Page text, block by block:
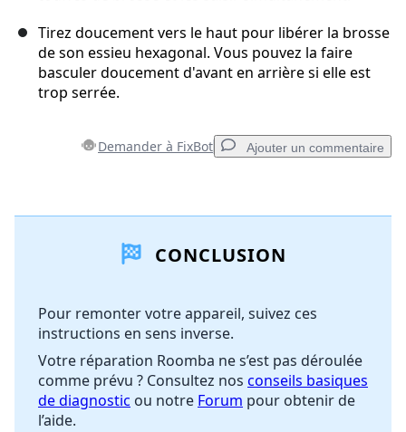
Tirez doucement vers le haut pour libérer la brosse
de son essieu hexagonal. Vous pouvez la faire
basculer doucement d'avant en arrière si elle est
trop serrée.
Demander à FixBot Ajouter un commentaire
Ajouter un commentaire
Annuler
CONCLUSION
Pour remonter votre appareil, suivez ces
instructions en sens inverse.
Votre réparation Roomba ne s’est pas déroulée
comme prévu ? Consultez nos conseils basiques
de diagnostic ou notre Forum pour obtenir de
l’aide.